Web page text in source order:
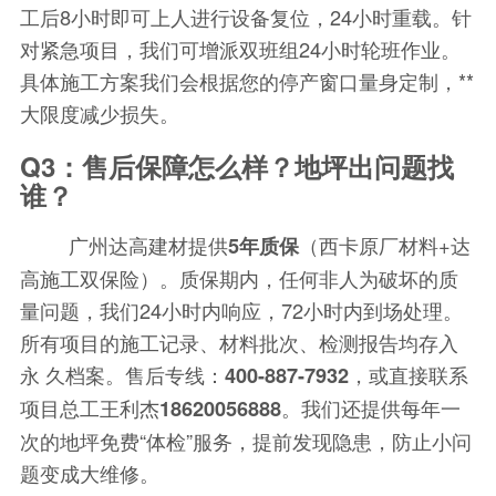
工后8小时即可上人进行设备复位，24小时重载。针
对紧急项目，我们可增派双班组24小时轮班作业。
具体施工方案我们会根据您的停产窗口量身定制，**
大限度减少损失。
Q3：售后保障怎么样？地坪出问题找
谁？
广州达高建材提供5年质保（西卡原厂材料+达
高施工双保险）。质保期内，任何非人为破坏的质
量问题，我们24小时内响应，72小时内到场处理。
所有项目的施工记录、材料批次、检测报告均存入
永 久档案。售后专线：400-887-7932 ，或直接联系
项目总工王利杰18620056888。我们还提供每年一
次的地坪免费“体检”服务，提前发现隐患，防止小问
题变成大维修。